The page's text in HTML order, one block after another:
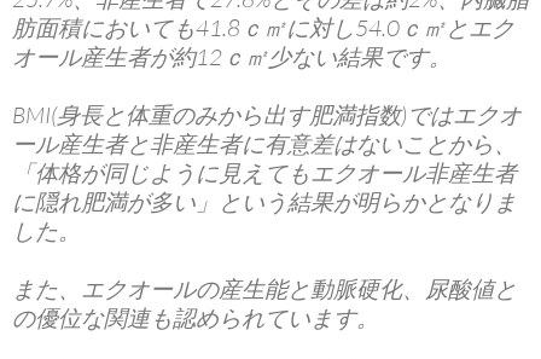
肪面積においても41.8ｃ㎡に対し54.0ｃ㎡とエク
オール産生者が約12ｃ㎡少ない結果です。
BMI(身長と体重のみから出す肥満指数)ではエクオ
ール産生者と非産生者に有意差はないことから、
「体格が同じように見えてもエクオール非産生者
に隠れ肥満が多い」という結果が明らかとなりま
した。
また、エクオールの産生能と動脈硬化、尿酸値と
の優位な関連も認められています。